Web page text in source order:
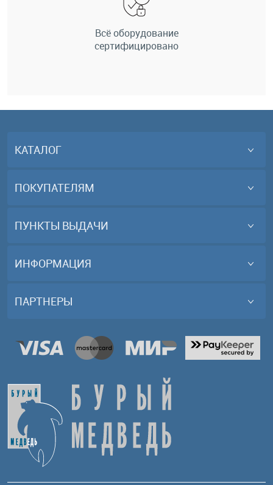
Всё оборудование
сертифицировано
КАТАЛОГ
ПОКУПАТЕЛЯМ
ПУНКТЫ ВЫДАЧИ
ИНФОРМАЦИЯ
ПАРТНЕРЫ